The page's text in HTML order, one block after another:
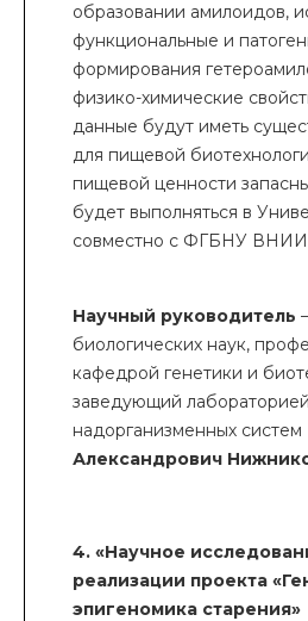
образовании амилоидов,
функциональные и
формирования
физико-химические
данные будут иметь
для пищевой
пищевой ценности
будет выполняться в
совместно с ФГБНУ
Научный руководитель
биологических наук,
кафедрой генетики и
заведующий
надорганизменных
Александрович
4. «Научное
реализации проекта
эпигеномика старения»